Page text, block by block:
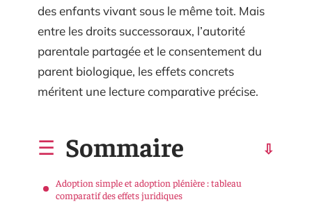
des enfants vivant sous le même toit. Mais
entre les droits successoraux, l’autorité
parentale partagée et le consentement du
parent biologique, les effets concrets
méritent une lecture comparative précise.
Sommaire
Adoption simple et adoption plénière : tableau
comparatif des effets juridiques